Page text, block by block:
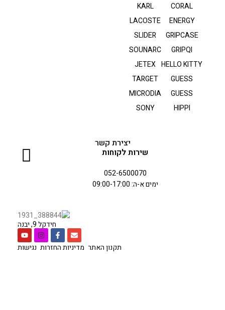
CORAL
ENERGY
GRIPCASE
GRIPQI
HELLO KITTY
GUESS
GUESS
HIPPI
KARL
LACOSTE
SLIDER
SOUNARC
JETEX
TARGET
MICRODIA
SONY
יצירת קשר
שירות לקוחות
052-6500070
ימים א-ה: 09:00-17:00
חידקל 9, יבנה
תקנון האתר מדיניות החזרות נגישות